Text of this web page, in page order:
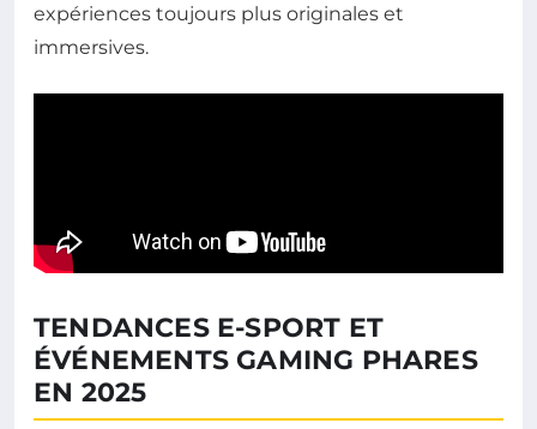
expériences toujours plus originales et
immersives.
TENDANCES E-SPORT ET
ÉVÉNEMENTS GAMING PHARES
EN 2025